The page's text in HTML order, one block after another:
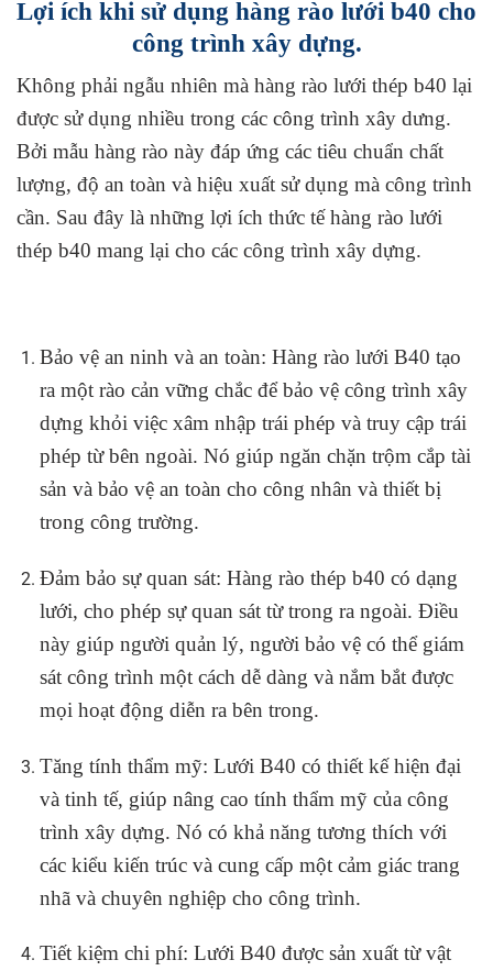
Lợi ích khi sử dụng hàng rào lưới b40 cho
công trình xây dựng.
Không phải ngẫu nhiên mà hàng rào lưới thép b40 lại
được sử dụng nhiều trong các công trình xây dưng.
Bởi mẫu hàng rào này đáp ứng các tiêu chuẩn chất
lượng, độ an toàn và hiệu xuất sử dụng mà công trình
cần. Sau đây là những lợi ích thức tế hàng rào lưới
thép b40 mang lại cho các công trình xây dựng.
Bảo vệ an ninh và an toàn: Hàng rào lưới B40 tạo
ra một rào cản vững chắc để bảo vệ công trình xây
dựng khỏi việc xâm nhập trái phép và truy cập trái
phép từ bên ngoài. Nó giúp ngăn chặn trộm cắp tài
sản và bảo vệ an toàn cho công nhân và thiết bị
trong công trường.
Đảm bảo sự quan sát: Hàng rào thép b40 có dạng
lưới, cho phép sự quan sát từ trong ra ngoài. Điều
này giúp người quản lý, người bảo vệ có thể giám
sát công trình một cách dễ dàng và nắm bắt được
mọi hoạt động diễn ra bên trong.
Tăng tính thẩm mỹ: Lưới B40 có thiết kế hiện đại
và tinh tế, giúp nâng cao tính thẩm mỹ của công
trình xây dựng. Nó có khả năng tương thích với
các kiểu kiến trúc và cung cấp một cảm giác trang
nhã và chuyên nghiệp cho công trình.
Tiết kiệm chi phí: Lưới B40 được sản xuất từ vật